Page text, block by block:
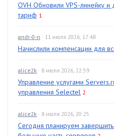
OVH Обновили VPS-линейку
тариф 1
andr-0-n · 11 июля 2026, 17:48
Начислили компенсации для
alice2k · 8 июля 2026, 22:59
Управление услугами
управления Selectel 2
alice2k · 8 июля 2026, 20:25
Сегодня планируем завершить